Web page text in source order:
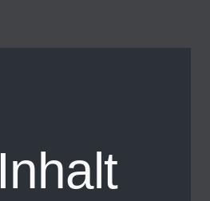
Inhalt